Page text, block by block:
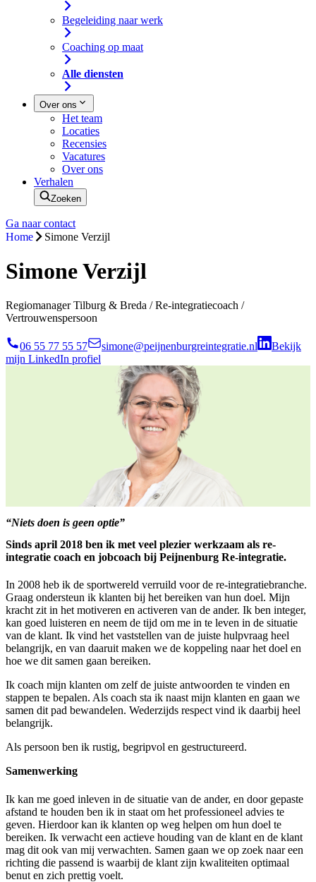
Begeleiding naar werk
Coaching op maat
Alle diensten
Over ons
Het team
Locaties
Recensies
Vacatures
Over ons
Verhalen
Zoeken
Ga naar contact
Home
Simone Verzijl
Simone Verzijl
Regiomanager Tilburg & Breda / Re-integratiecoach /
Vertrouwenspersoon
06 55 77 55 57 simone@peijnenburgreintegratie.nl
Bekijk
mijn LinkedIn profiel
“Niets doen is geen optie”
Sinds april 2018 ben ik met veel plezier werkzaam als re-
integratie coach en jobcoach bij Peijnenburg Re-integratie.
In 2008 heb ik de sportwereld verruild voor de re-integratiebranche.
Graag ondersteun ik klanten bij het bereiken van hun doel. Mijn
kracht zit in het motiveren en activeren van de ander. Ik ben integer,
kan goed luisteren en neem de tijd om me in te leven in de situatie
van de klant. Ik vind het vaststellen van de juiste hulpvraag heel
belangrijk, en van daaruit maken we de koppeling naar het doel en
hoe we dit samen gaan bereiken.
Ik coach mijn klanten om zelf de juiste antwoorden te vinden en
stappen te bepalen. Als coach sta ik naast mijn klanten en gaan we
samen dit pad bewandelen. Wederzijds respect vind ik daarbij heel
belangrijk.
Als persoon ben ik rustig, begripvol en gestructureerd.
Samenwerking
Ik kan me goed inleven in de situatie van de ander, en door gepaste
afstand te houden ben ik in staat om het professioneel advies te
geven. Hierdoor kan ik klanten op weg helpen om hun doel te
bereiken. Ik verwacht een actieve houding van de klant en de klant
mag dit ook van mij verwachten. Samen gaan we op zoek naar een
richting die passend is waarbij de klant zijn kwaliteiten optimaal
benut en zich prettig voelt.